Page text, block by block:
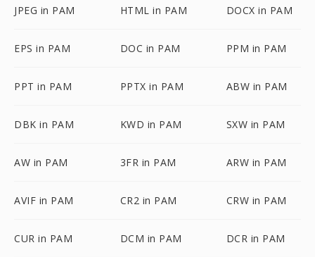
JPEG in PAM HTML in PAM DOCX in PAM
EPS in PAM DOC in PAM PPM in PAM
PPT in PAM PPTX in PAM ABW in PAM
DBK in PAM KWD in PAM SXW in PAM
AW in PAM 3FR in PAM ARW in PAM
AVIF in PAM CR2 in PAM CRW in PAM
CUR in PAM DCM in PAM DCR in PAM